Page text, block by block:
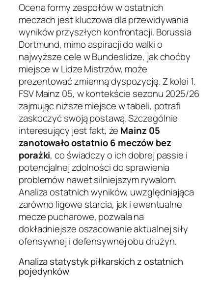
Ocena formy zespołów w ostatnich
meczach jest kluczowa dla przewidywania
wyników przyszłych konfrontacji. Borussia
Dortmund, mimo aspiracji do walki o
najwyższe cele w Bundeslidze, jak choćby
miejsce w Lidze Mistrzów, może
prezentować zmienną dyspozycję. Z kolei 1.
FSV Mainz 05, w kontekście sezonu 2025/26
zajmując niższe miejsce w tabeli, potrafi
zaskoczyć swoją postawą. Szczególnie
interesujący jest fakt, że Mainz 05
zanotowało ostatnio 6 meczów bez
porażki, co świadczy o ich dobrej passie i
potencjalnej zdolności do sprawienia
problemów nawet silniejszym rywalom.
Analiza ostatnich wyników, uwzględniająca
zarówno ligowe starcia, jak i ewentualne
mecze pucharowe, pozwala na
dokładniejsze oszacowanie aktualnej siły
ofensywnej i defensywnej obu drużyn.
Analiza statystyk piłkarskich z ostatnich
pojedynków